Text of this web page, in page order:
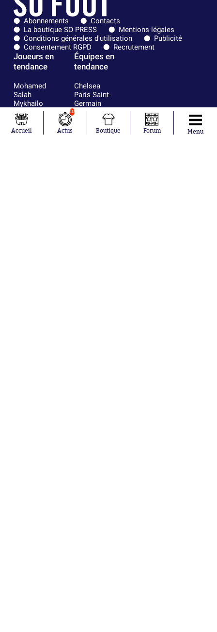
Abonnements
Contacts
La boutique SO PRESS
Mentions légales
Conditions générales d'utilisation
Publicité
Consentement RGPD
Recrutement
Joueurs en
tendance
Mohamed
Salah
Mykhailo
Mudryk
Neymar
Khalis Merah
Équipes en
tendance
Chelsea
Paris Saint-
Germain
Bordeaux
Olympique
lyonnais
Accueil
10
Actus Boutique Forum Menu